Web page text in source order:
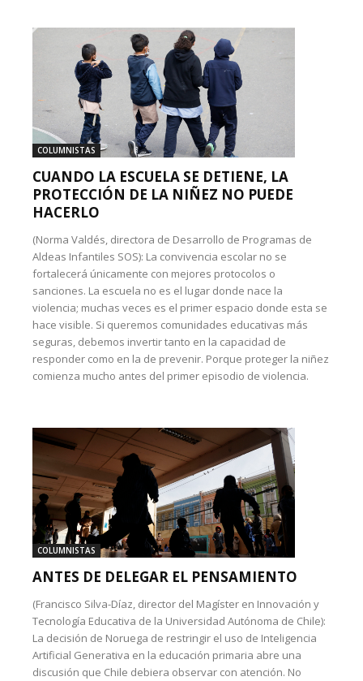
COLUMNISTAS
CUANDO LA ESCUELA SE DETIENE, LA
PROTECCIÓN DE LA NIÑEZ NO PUEDE
HACERLO
(Norma Valdés, directora de Desarrollo de Programas de
Aldeas Infantiles SOS): La convivencia escolar no se
fortalecerá únicamente con mejores protocolos o
sanciones. La escuela no es el lugar donde nace la
violencia; muchas veces es el primer espacio donde esta se
hace visible. Si queremos comunidades educativas más
seguras, debemos invertir tanto en la capacidad de
responder como en la de prevenir. Porque proteger la niñez
comienza mucho antes del primer episodio de violencia.
COLUMNISTAS
ANTES DE DELEGAR EL PENSAMIENTO
(Francisco Silva-Díaz, director del Magíster en Innovación y
Tecnología Educativa de la Universidad Autónoma de Chile):
La decisión de Noruega de restringir el uso de Inteligencia
Artificial Generativa en la educación primaria abre una
discusión que Chile debiera observar con atención. No